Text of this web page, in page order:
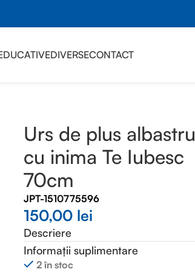
DIVERSECONTACT
Urs de plus albastru
cu inima Te Iubesc
70cm
JPT-1510775596
150,00 lei
Descriere
Informații suplimentare
2 în stoc